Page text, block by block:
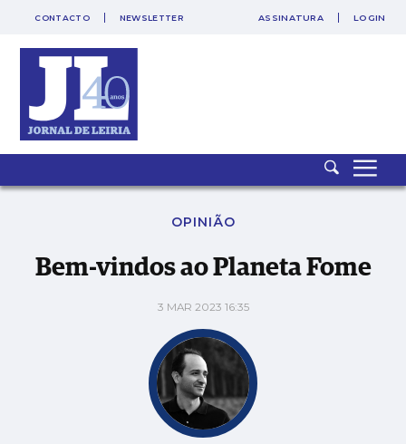
SAIR
CONTACTO NEWSLETTER ASSINATURA LOGIN
Bem-vindos ao Planeta Fome
OPINIÃO
Bem-vindos ao Planeta Fome
3 MAR 2023 16:35